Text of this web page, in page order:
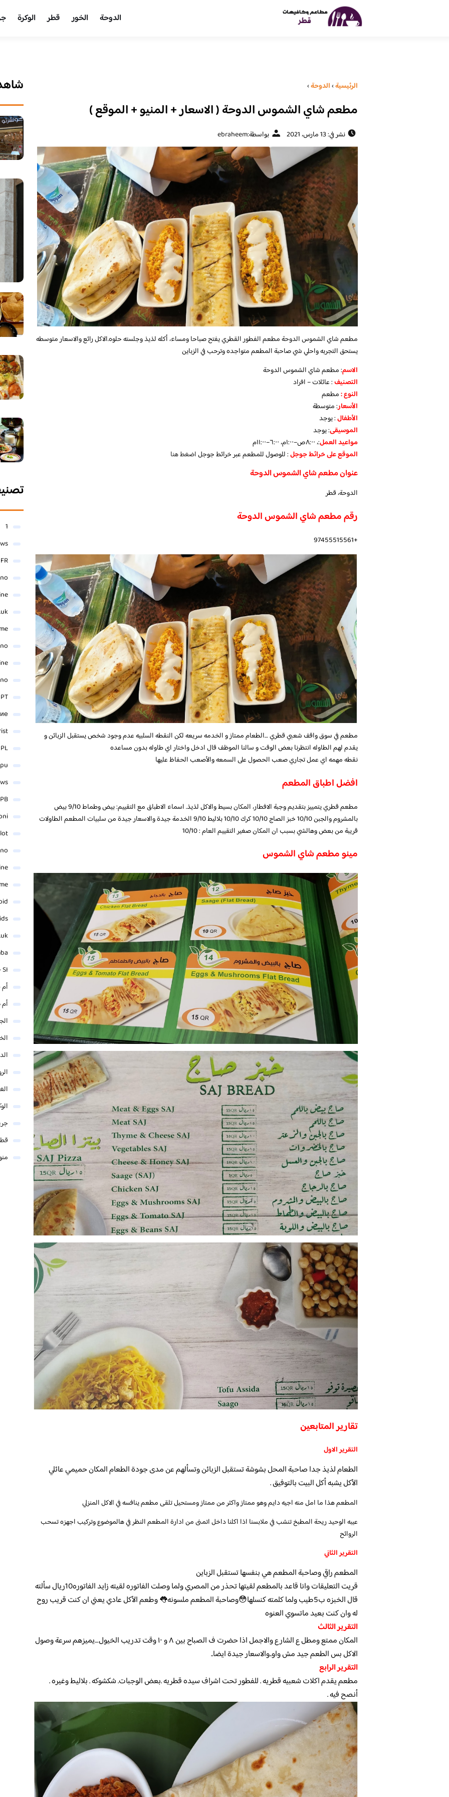
الدوحة الخور قطر الوكرة
الرئيسية›الدوحة›
مطعم شاي الشموس الدوحة ( الاسعار + المنيو + الموقع )
نشر في: 13 مارس، 2021 بواسطة:ebraheem
مطعم شاي الشموس الدوحة مطعم الفطور القطري يفتح صباحا ومساء، أكله لذيذ وجلسته حلوه.الاكل رائع والاسعار متوسطه
يستحق التجربه واحلي شي صاحبة المطعم متواجده وترحب في الزباين
الاسم: مطعم شاي الشموس الدوحة
التصنيف: عائلات – افراد
النوع :مطعم
الأسعار:متوسطة
الأطفال:يوجد
الموسيقى:يوجد
مواعيد العمل:، ٨:٠٠ص–١:٠٠م، ٦:٠٠–١١:٠٠م
الموقع على خرائط جوجل: للوصول للمطعم عبر خرائط جوجلاضغط هنا
عنوان مطعم شاي الشموس الدوحة
الدوحة، قطر
رقم مطعم شاي الشموس الدوحة
+97455515561
مطعم في سوق واقف شعبي قطري …الطعام ممتاز و الخدمه سريعه لكن النقطه السلبيه عدم وجود شخص يستقبل الزبائن و
يقدم لهم الطاوله انتظرنا بعض الوقت و سالنا الموظف قال ادخل واختار اي طاوله بدون مساعده
نقطه مهمه اي عمل تجاري صعب الحصول على السمعه والأصعب الحفاظ عليها
افضل اطباق المطعم
مطعم قطري يتمييز بتقديم وجبة الافطار، المكان بسيط والاكل لذيذ. اسماء الاطباق مع التقييم: بيض وطماط 9/10 بيض
بالمشروم والجبن 10/10 خبز الصاج 10/10 كرك 10/10 بلاليط 9/10 الخدمة جيدة والاسعار جيدة من سلبيات المطعم الطاولات
قريبة من بعض وهالشي بسبب ان المكان صغير التقييم العام : 10/10
مينو مطعم شاي الشموس
تقارير المتابعين
التقرير الاول
الطعام لذيذ جدا صاحبة المحل بشوشة تستقبل الزبائن وتسألهم عن مدى جودة الطعام المكان حميمي عائلي
الأكل يشبه أكل البيت بالتوفيق .
المطعم هذا ما امل منه اجيه دايم وهو ممتاز واكثر من ممتاز ومستحيل تلقى مطعم ينافسه في الاكل المنزلي
عيبه الوحيد ريحة المطبخ تنشب في ملابسنا اذا اكلنا داخل اتمنى من ادارة المطعم النظر في هالموضوع وتركيب اجهزه تسحب
الروائح
التقرير الثاني
المطعم راقي وصاحبة المطعم هي بنفسها تستقبل الزباين
قريت التعليقات وانا قاعد بالمطعم لقيتها تحذر من المصري ولما وصلت الفاتوره لقيته زايد الفاتوره10ريال سألته
قال الخبزه ب5طيب ولما كلمته كنسلها😳وصاحبة المطعم ملسونه👅 وطعم الأكل عادي يعني ان كنت قريب روح
له وان كنت بعيد ماتسوي العنوه
التقرير الثالث
المكان ممتع ومطل ع الشارع والاجمل اذا حضرت ف الصباح بين ٨ و ١٠ وقت تدريب الخيول…يميزهم سرعة وصول
الاكل بس الطعم جيد مش واو..والاسعار جيدة ايضا..
التقرير الرابع
مطعم يقدم اكلات شعبيه قطريه . للفطور تحت اشراف سيده قطريه .بعض الوجبات. شكشوكه . بلاليط وغيره .
أنصح فيه .
1
PB